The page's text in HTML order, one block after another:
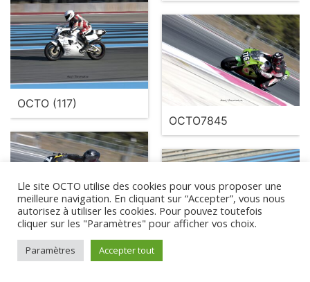
OCTO (117)
OCTO7845
OCTO7987
Lle site OCTO utilise des cookies pour vous proposer une
meilleure navigation. En cliquant sur “Accepter”, vous nous
autorisez à utiliser les cookies. Pour pouvez toutefois
cliquer sur les "Paramètres" pour afficher vos choix.
Paramètres Accepter tout